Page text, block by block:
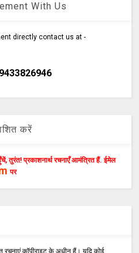
With Us
directly contact us at -
करें
तुरंत! प्रकाशनार्थ रचनाएँ आमंत्रित हैं. ईमेल
पर
रचनाएं कॉपीराइट के अधीन हैं। यदि कोई